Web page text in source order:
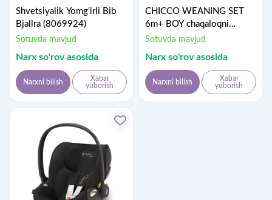
Shvetsiyalik Yomg'irli Bib
Bjallra (8069924)
Sotuvda mavjud
Narx so'rov asosida
Narxni bilish
Xabar
yuborish
CHICCO WEANING SET
6m+ BOY chaqaloqni
oziqlantirish to'plami, Art.
Sotuvda mavjud
Narx so'rov asosida
Narxni bilish
Xabar
yuborish